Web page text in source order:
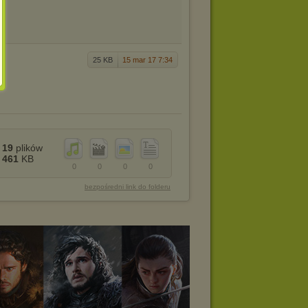
25 KB 15 mar 17 7:34
0
0
0
0
19 plików
461 KB
bezpośredni link do folderu